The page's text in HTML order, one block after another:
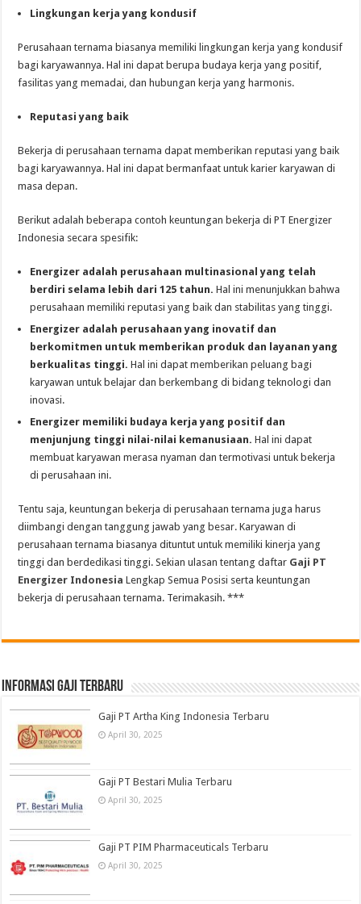
Lingkungan kerja yang kondusif
Perusahaan ternama biasanya memiliki lingkungan kerja yang kondusif
bagi karyawannya. Hal ini dapat berupa budaya kerja yang positif,
fasilitas yang memadai, dan hubungan kerja yang harmonis.
Reputasi yang baik
Bekerja di perusahaan ternama dapat memberikan reputasi yang baik
bagi karyawannya. Hal ini dapat bermanfaat untuk karier karyawan di
masa depan.
Berikut adalah beberapa contoh keuntungan bekerja di PT Energizer
Indonesia secara spesifik:
Energizer adalah perusahaan multinasional yang telah
berdiri selama lebih dari 125 tahun. Hal ini menunjukkan bahwa
perusahaan memiliki reputasi yang baik dan stabilitas yang tinggi.
Energizer adalah perusahaan yang inovatif dan
berkomitmen untuk memberikan produk dan layanan yang
berkualitas tinggi. Hal ini dapat memberikan peluang bagi
karyawan untuk belajar dan berkembang di bidang teknologi dan
inovasi.
Energizer memiliki budaya kerja yang positif dan
menjunjung tinggi nilai-nilai kemanusiaan. Hal ini dapat
membuat karyawan merasa nyaman dan termotivasi untuk bekerja
di perusahaan ini.
Tentu saja, keuntungan bekerja di perusahaan ternama juga harus
diimbangi dengan tanggung jawab yang besar. Karyawan di
perusahaan ternama biasanya dituntut untuk memiliki kinerja yang
tinggi dan berdedikasi tinggi. Sekian ulasan tentang daftar Gaji PT
Energizer Indonesia Lengkap Semua Posisi serta keuntungan
bekerja di perusahaan ternama. Terimakasih. ***
informasi gaji terbaru
Gaji PT Artha King Indonesia Terbaru
April 30, 2025
Gaji PT Bestari Mulia Terbaru
April 30, 2025
Gaji PT PIM Pharmaceuticals Terbaru
April 30, 2025